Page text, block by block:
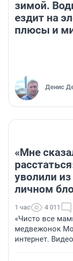
зимой.
ездит на
плюсы и
Денис
«Мне
уволили
личном
1 час 4 011
«Чисто все
медвежонок
интернет. Видео